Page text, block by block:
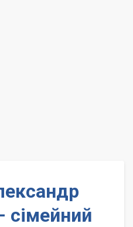
сімейний